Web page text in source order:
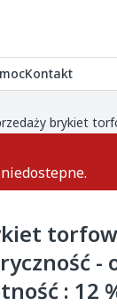
Kontakt
-
: 12